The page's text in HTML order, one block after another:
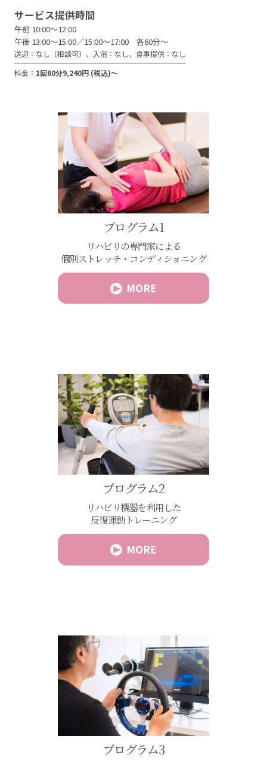
サービス提供時間
午前 10:00～12:00
午後 13:00〜15:00／15:00〜17:00 各60分～
送迎：なし（相談可）、入浴：なし、食事提供：なし
料金： 1回60分9,240円 (税込)～
プログラム1
リハビリの専門家による
個別ストレッチ・コンディショニング
MORE
プログラム2
リハビリ機器を利用した
反復運動トレーニング
MORE
プログラム3